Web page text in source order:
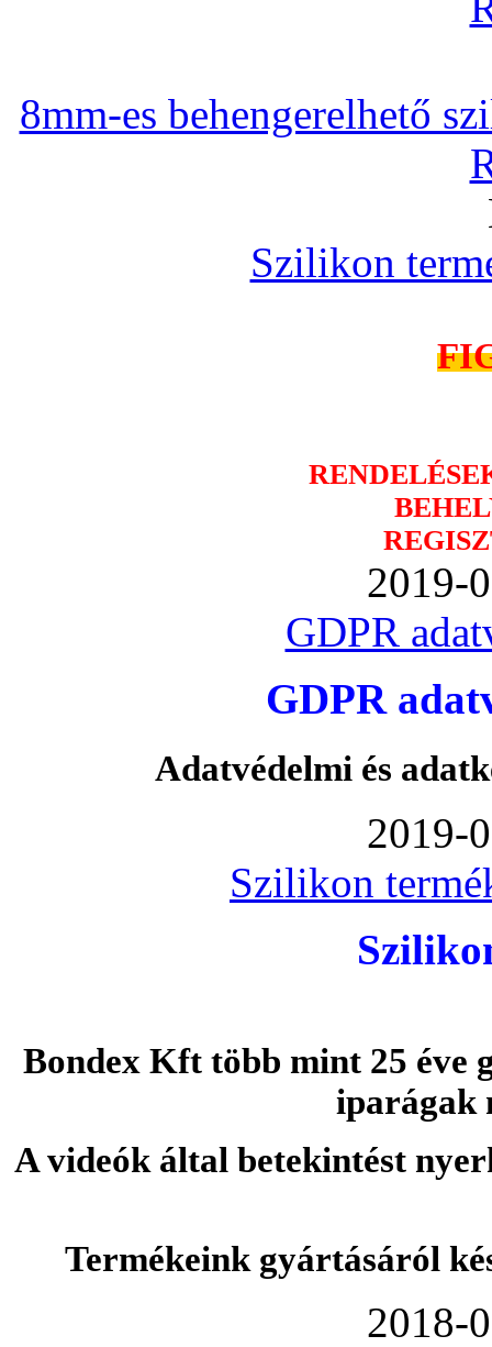
8mm-es behengerelhető
Szilikon
2019-
GDPR
GDPR
Adatvédelmi és
2019-
Szilikon
Bondex Kft több mint 25 éve
iparágak
A videók által betekintést
Termékeink gyártásáról
2018-